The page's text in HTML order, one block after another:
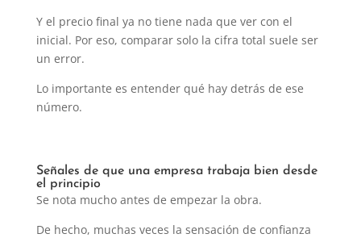
Y el precio final ya no tiene nada que ver con el
inicial. Por eso, comparar solo la cifra total suele ser
un error.
Lo importante es entender qué hay detrás de ese
número.
Señales de que una empresa trabaja bien desde
el principio
Se nota mucho antes de empezar la obra.
De hecho, muchas veces la sensación de confianza